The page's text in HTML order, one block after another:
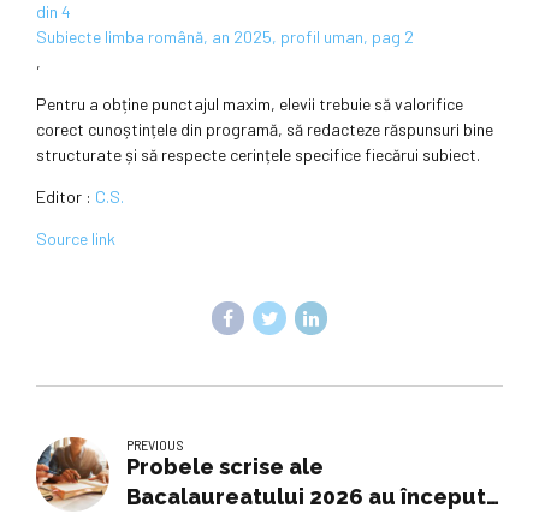
Subiecte limba română, an 2025, profil uman, pag 2
,
Pentru a obține punctajul maxim, elevii trebuie să valorifice
corect cunoștințele din programă, să redacteze răspunsuri bine
structurate și să respecte cerințele specifice fiecărui subiect.
Editor : C.S.
Source link
PREVIOUS
Probele scrise ale
Bacalaureatului 2026 au început